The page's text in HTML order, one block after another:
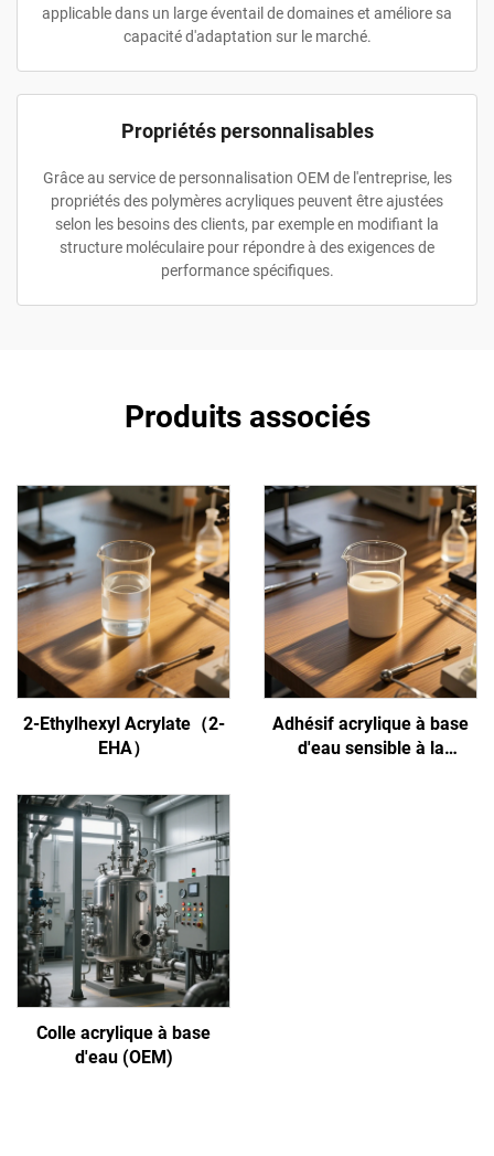
applicable dans un large éventail de domaines et améliore sa
capacité d'adaptation sur le marché.
Propriétés personnalisables
Grâce au service de personnalisation OEM de l'entreprise, les
propriétés des polymères acryliques peuvent être ajustées
selon les besoins des clients, par exemple en modifiant la
structure moléculaire pour répondre à des exigences de
performance spécifiques.
Produits associés
2-Ethylhexyl Acrylate（2-
EHA）
Adhésif acrylique à base
d'eau sensible à la
Colle acrylique à base
d'eau (OEM)